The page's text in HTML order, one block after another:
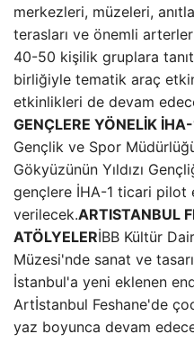
merkezleri, müzeleri,
terasları ve önemli
40-50 kişilik gruplara
birliğiyle tematik araç
etkinlikleri de devam
GENÇLERE YÖNELİK
Gençlik ve Spor
Gökyüzünün Yıldızı
gençlere İHA-1 ticari pilot
verilecek.ARTISTANBUL
ATÖLYELERİBB Kültür
Müzesi'nde sanat ve
İstanbul'a yeni eklenen
Artİstanbul Feshane'de
yaz boyunca devam